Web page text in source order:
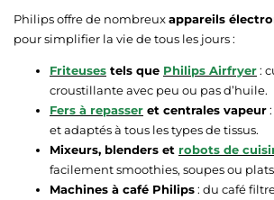
Philips offre de nombreuxappareils
pour simplifier la vie de tous les jours :
Friteuses tels que Philips Airfryer:
croustillante avec peu ou pas d’huile.
Fers à repasser et centrales vapeur
et adaptés à tous les types de tissus.
Mixeurs, blenders et robots de
facilement smoothies, soupes ou
Machines à café Philips: du café